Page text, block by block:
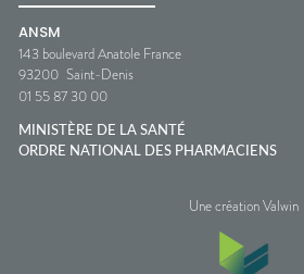
ANSM
143 boulevard Anatole France
93200 Saint-Denis
01 55 87 30 00
MINISTÈRE DE LA SANTÉ
ORDRE NATIONAL DES PHARMACIENS
Une création Valwin